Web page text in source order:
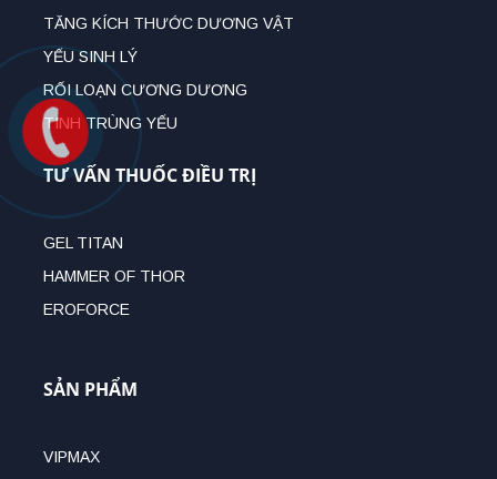
TĂNG KÍCH THƯỚC DƯƠNG VẬT
YẾU SINH LÝ
RỐI LOẠN CƯƠNG DƯƠNG
TINH TRÙNG YẾU
TƯ VẤN THUỐC ĐIỀU TRỊ
GEL TITAN
HAMMER OF THOR
EROFORCE
SẢN PHẨM
VIPMAX